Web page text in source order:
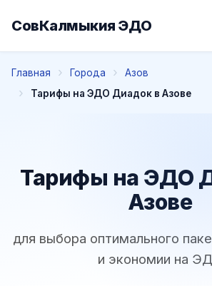
СовКалмыкия ЭДО
Главная Города
Азов
Тарифы на ЭДО Диадок в Азове
Тарифы на ЭДО
Азове
для выбора оптимального
и экономии на